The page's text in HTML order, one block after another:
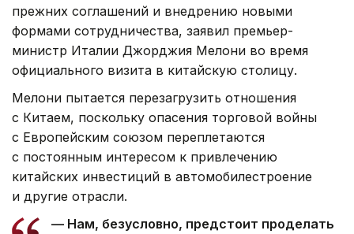
прежних соглашений и внедрению новыми
формами сотрудничества, заявил премьер-
министр Италии Джорджия Мелони во время
официального визита в китайскую столицу.
Мелони пытается перезагрузить отношения
с Китаем, поскольку опасения торговой войны
с Европейским союзом переплетаются
с постоянным интересом к привлечению
китайских инвестиций в автомобилестроение
и другие отрасли.
— Нам, безусловно, предстоит проделать